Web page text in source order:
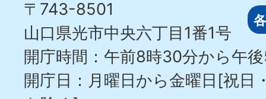
〒743-8501
山口県光市中央六丁目1番1号
開庁時間：午前8時30分から午
開庁日：月曜日から金曜日[祝日